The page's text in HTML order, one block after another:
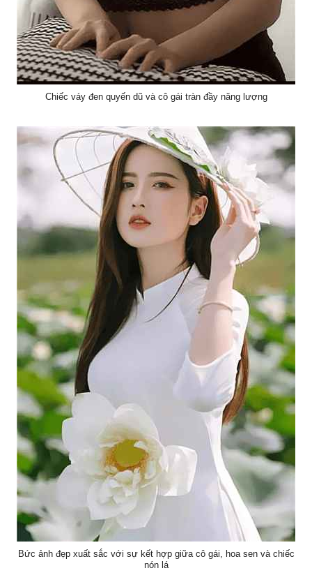
Chiếc váy đen quyến dũ và cô gái tràn đầy năng lượng
Bức ảnh đẹp xuất sắc với sự kết hợp giữa cô gái, hoa sen và chiếc
nón lá